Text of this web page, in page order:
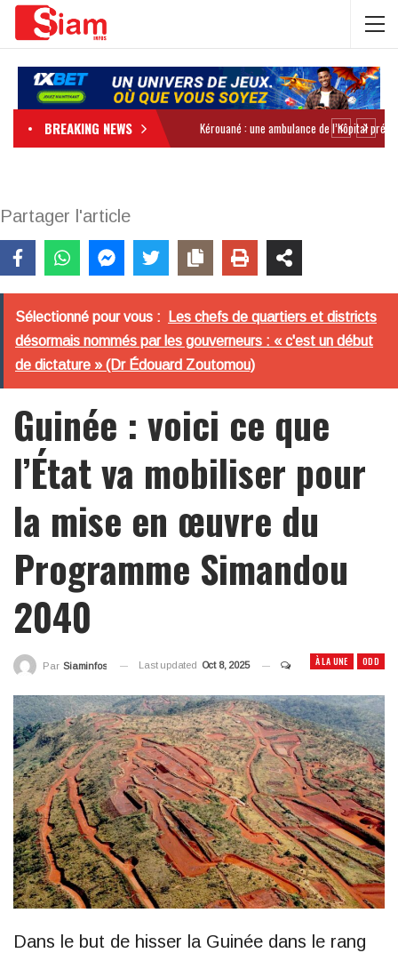
BREAKING NEWS
Partager l'article
Sélectionné pour vous :
Les chefs de quartiers et districts
désormais nommés par les gouverneurs : « c'est un début
de dictature » (Dr Édouard Zoutomou)
Guinée : voici ce que
l’État va mobiliser pour
la mise en œuvre du
Programme Simandou
2040
À LA UNE ODD
Par Siaminfos Last updated Oct 8, 2025
Dans le but de hisser la Guinée dans le rang